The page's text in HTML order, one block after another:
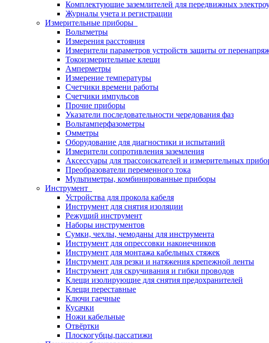
Комплектующие заземлителей для передвижных
Журналы учета и регистрации
Измерительные приборы
Вольтметры
Измерения расстояния
Измерители параметров устройств защиты от
Токоизмерительные клещи
Амперметры
Измерение температуры
Счетчики времени работы
Счетчики импульсов
Прочие приборы
Указатели последовательности чередования фаз
Вольтамперфазометры
Омметры
Оборудование для диагностики и испытаний
Измерители сопротивления заземления
Аксессуары для трассоискателей и измерительных
Преобразователи переменного тока
Мультиметры, комбинированные приборы
Инструмент
Устройства для прокола кабеля
Инструмент для снятия изоляции
Режущий инструмент
Наборы инструментов
Сумки, чехлы, чемоданы для инструмента
Инструмент для опрессовки наконечников
Инструмент для монтажа кабельных стяжек
Инструмент для резки и натяжения крепежной ленты
Инструмент для скручивания и гибки проводов
Клещи изолирующие для снятия предохранителей
Клещи переставные
Ключи гаечные
Кусачки
Ножи кабельные
Отвёртки
Плоскогубцы,пассатижи